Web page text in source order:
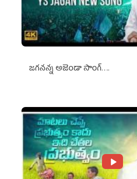
జగనన్న అజెండా సాంగ్….